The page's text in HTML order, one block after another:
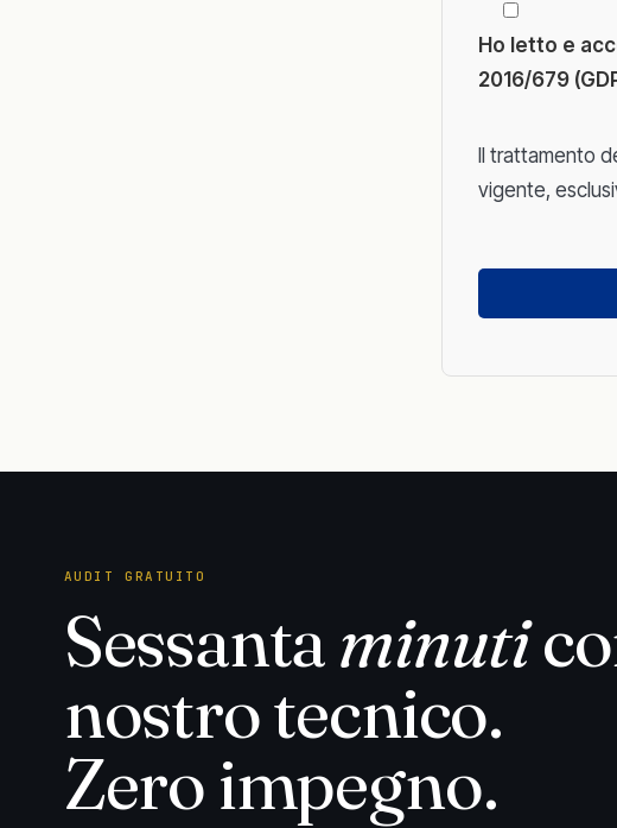
Ho letto e
2016/679
Il trattamento
vigente,
di
AUDIT GRATUITO
Sessantaminuti
nostro tecnico.
Zero impegno.